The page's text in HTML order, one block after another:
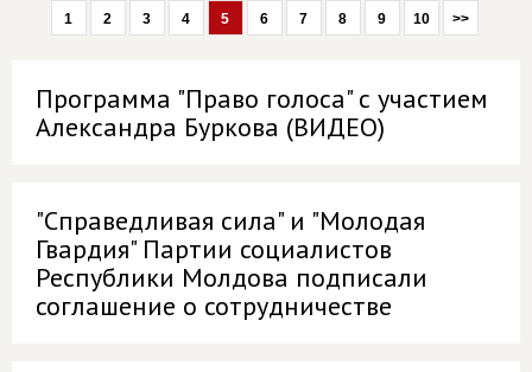
1 2 3 4 5 6 7 8 9 10 >>
Программа "Право голоса" с участием
Александра Буркова (ВИДЕО)
"Справедливая сила" и "Молодая
Гвардия" Партии социалистов
Республики Молдова подписали
соглашение о сотрудничестве